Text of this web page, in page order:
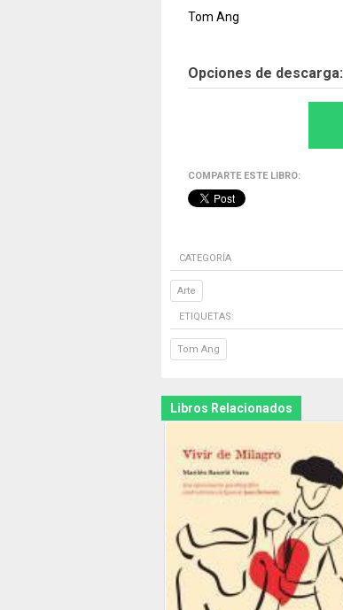
Tom Ang
Opciones de descarga:
COMPARTE ESTE LIBRO:
CATEGORÍA
Arte
ETIQUETAS:
Tom Ang
Libros Relacionados